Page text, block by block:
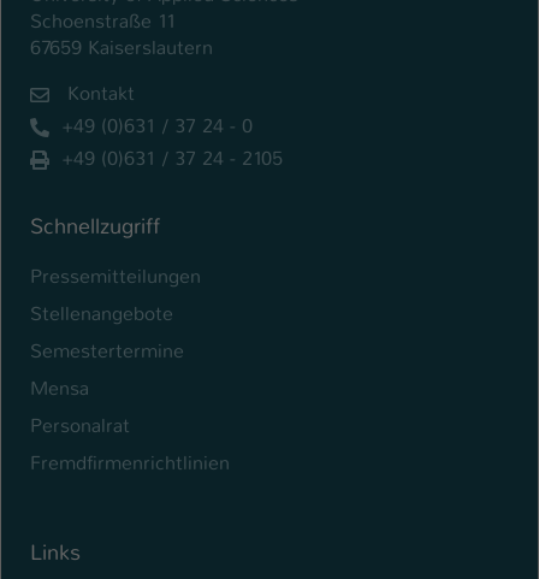
Schoenstraße 11
67659 Kaiserslautern
Kontakt
+49 (0)631 / 37 24 - 0
+49 (0)631 / 37 24 - 2105
Schnellzugriff
Pressemitteilungen
Stellenangebote
Semestertermine
Mensa
Personalrat
Fremdfirmenrichtlinien
Links